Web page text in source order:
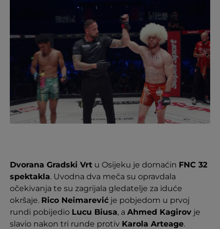
Dvorana Gradski Vrt u Osijeku je domaćin FNC 32
spektakla. Uvodna dva meča su opravdala
očekivanja te su zagrijala gledatelje za iduće
okršaje. Rico Neimarević je pobjedom u prvoj
rundi pobijedio Lucu Biusa, a Ahmed Kagirov je
slavio nakon tri runde protiv Karola Arteage.